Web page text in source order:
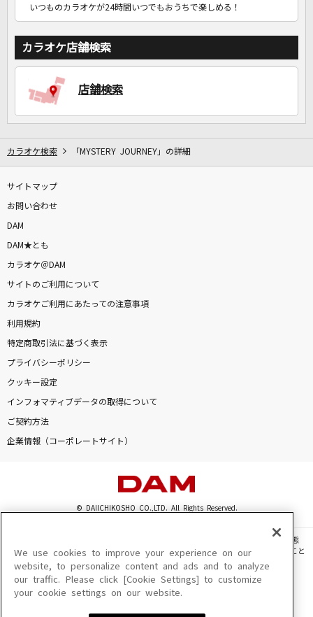
いつものカラオケが24時間いつでもおうちで楽しめる！
カラオケ店舗検索
店舗検索
カラオケ検索 「MYSTERY JOURNEY」の詳細
サイトマップ
お問い合わせ
DAM
DAM★とも
カラオケ＠DAM
サイトのご利用について
カラオケご利用にあたっての注意事項
利用規約
特定商取引法に基づく表示
プライバシーポリシー
クッキー設定
インフォマティブデータの取得について
ご契約方法
企業情報（コーポレートサイト）
© DAIICHIKOSHO CO.,LTD. All Rights Reserved.
このサイトに掲載されている一切の文章・画像・写真・動画・音声等を、手段や形態
を問わず、著作権法の定める範囲を超えて無断で複製、転載、ファイル化などすること
を禁じます。
楽曲及びコンテンツは、機種によりご利用いただけない場合があります。
楽曲及びコンテンツの配信日、配信内容が変更になる場合があります。
We use cookies to improve your experience on our
website, to personalize content and ads and to analyze
our traffic. Please click [Cookie Settings] to customize
your cookie settings on our website.